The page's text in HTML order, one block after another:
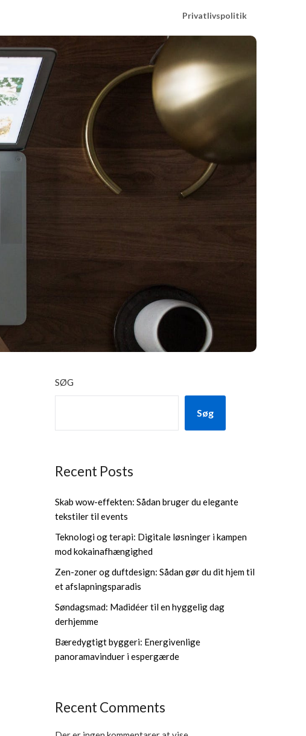
Privatlivspolitik
SØG
Søg
Recent Posts
Skab wow-effekten: Sådan bruger du elegante
tekstiler til events
Teknologi og terapi: Digitale løsninger i kampen
mod kokainafhængighed
Zen-zoner og duftdesign: Sådan gør du dit hjem til
et afslapningsparadis
Søndagsmad: Madidéer til en hyggelig dag
derhjemme
Bæredygtigt byggeri: Energivenlige
panoramavinduer i espergærde
Recent Comments